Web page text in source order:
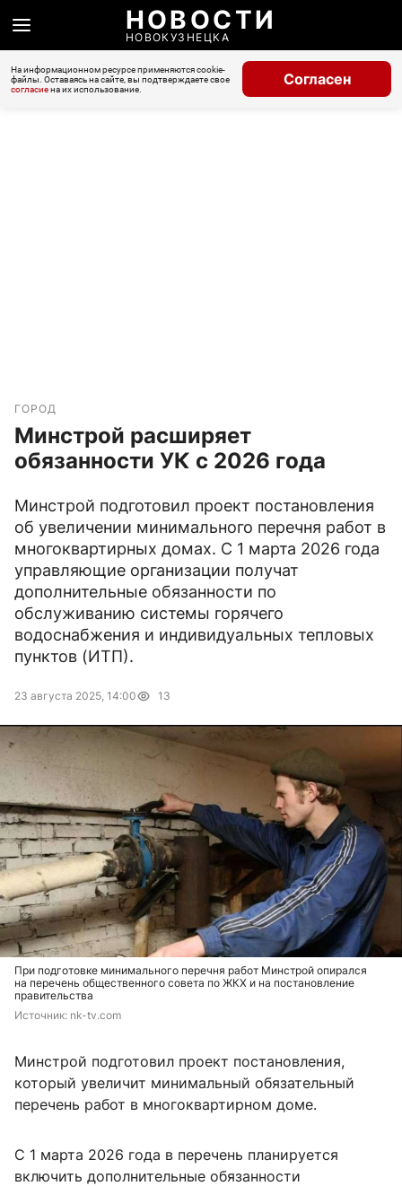
НОВОСТИ
НОВОКУЗНЕЦКА
На информационном ресурсе применяются cookie-
файлы. Оставаясь на сайте, вы подтверждаете свое
согласиена их использование.
Согласен
ГОРОД
Минстрой расширяет
обязанности УК с 2026 года
Минстрой подготовил проект постановления
об увеличении минимального перечня работ в
многоквартирных домах. С 1 марта 2026 года
управляющие организации получат
дополнительные обязанности по
обслуживанию системы горячего
водоснабжения и индивидуальных тепловых
пунктов (ИТП).
23 августа 2025, 14:00 13
При подготовке минимального перечня работ Минстрой опирался
на перечень общественного совета по ЖКХ и на постановление
правительства
Источник: nk-tv.com
Минстрой подготовил проект постановления,
который увеличит минимальный обязательный
перечень работ в многоквартирном доме.
С 1 марта 2026 года в перечень планируется
включить дополнительные обязанности